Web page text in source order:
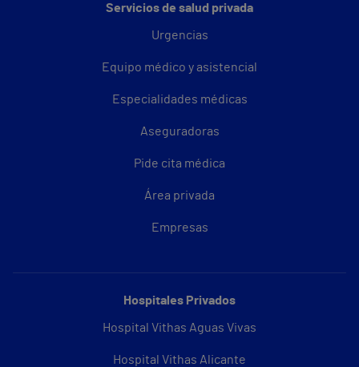
Servicios de salud privada
Urgencias
Equipo médico y asistencial
Especialidades médicas
Aseguradoras
Pide cita médica
Área privada
Empresas
Hospitales Privados
Hospital Vithas Aguas Vivas
Hospital Vithas Alicante